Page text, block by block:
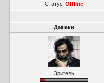
Статус: Offline
Дашаки
Зритель